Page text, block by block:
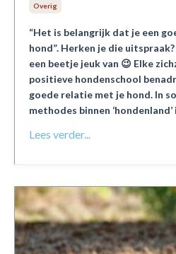
Overig
“Het is belangrijk dat je een
hond”. Herken je die
een beetje jeuk van 😉 Elke
positieve hondenschool
goede relatie met je hond. In
methodes binnen ‘hondenland’
Lees verder...